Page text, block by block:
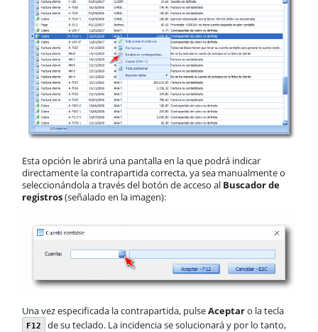
Esta opción le abrirá una pantalla en la que podrá indicar
directamente la contrapartida correcta, ya sea manualmente o
seleccionándola a través del botón de acceso al Buscador de
registros(señalado en la imagen):
Una vez especificada la contrapartida, pulseAceptaro la tecla
F12
de su teclado. La incidencia se solucionará y por lo tanto,